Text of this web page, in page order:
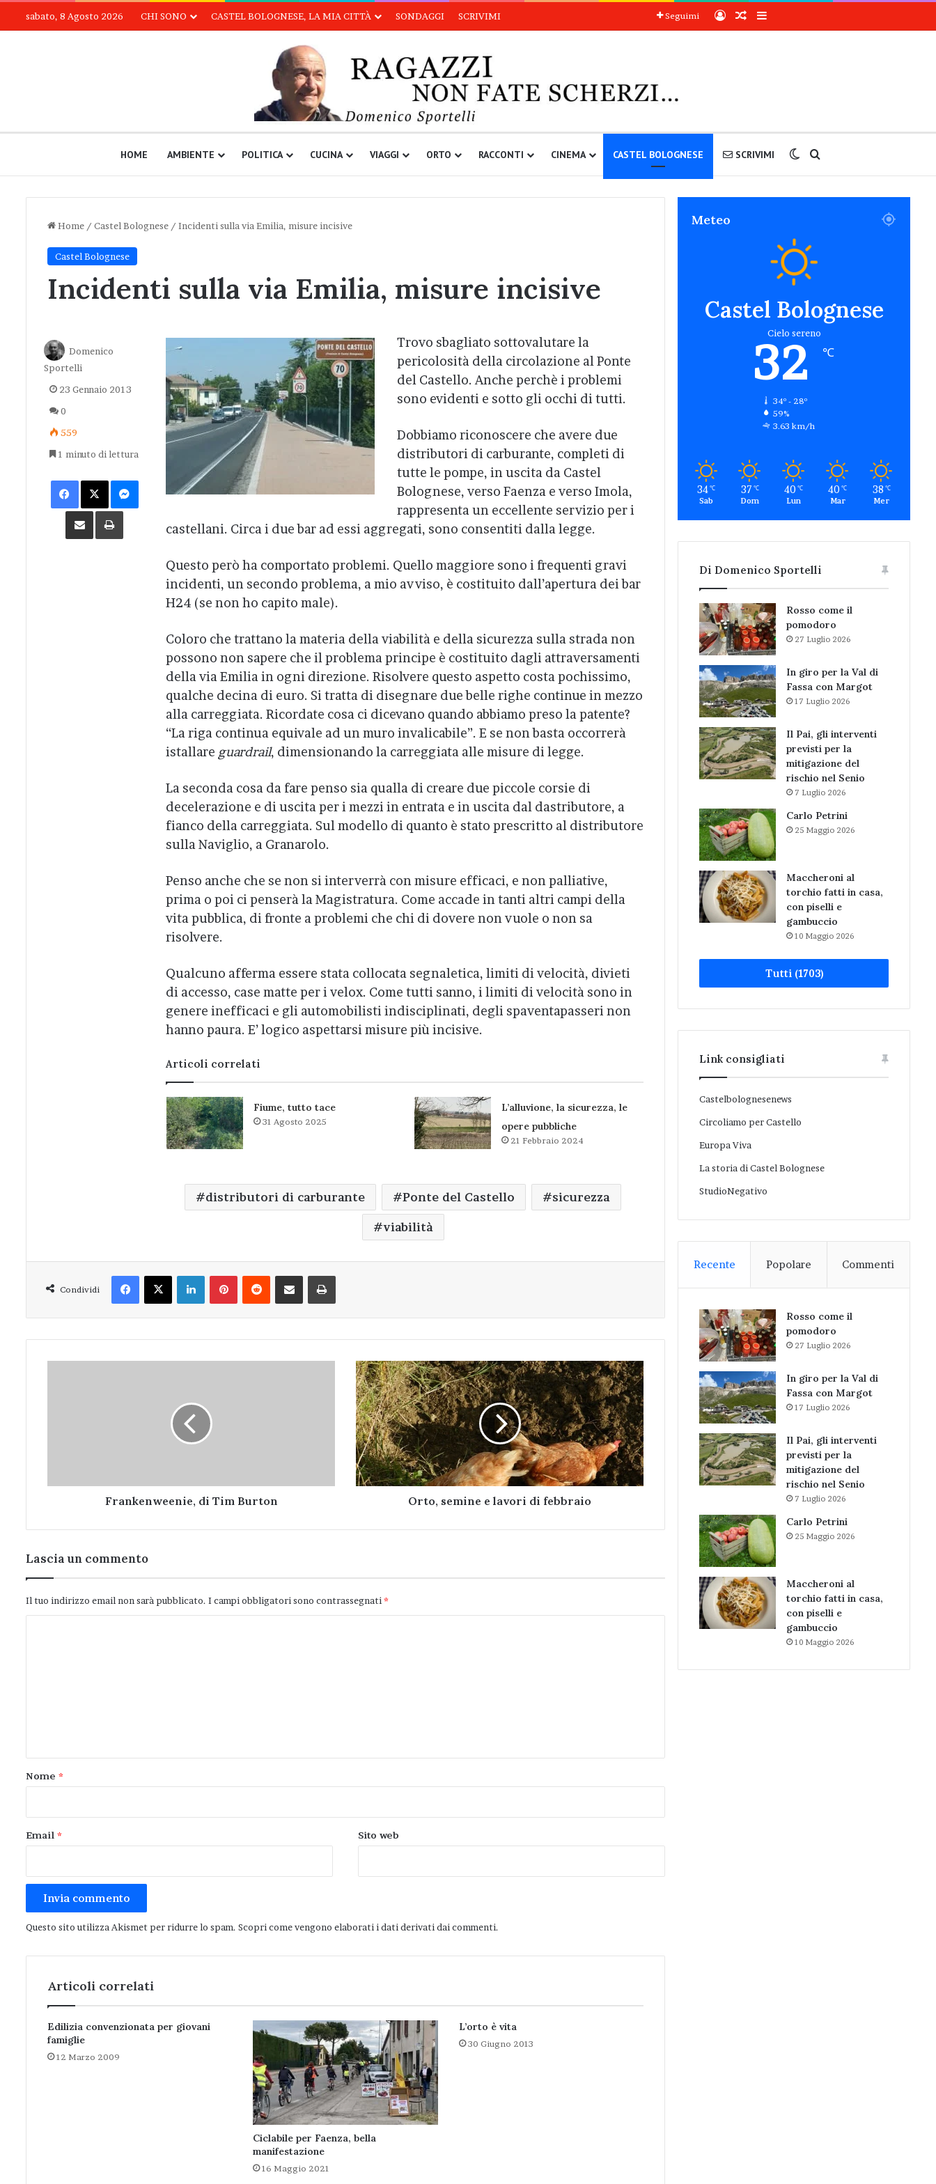
sabato, 8 Agosto 2026 CHI SONO CASTEL BOLOGNESE, LA MIA CITTÀ SONDAGGI SCRIVIMI Seguimi AccediArticoli a sorpresa
Barra laterale
HOME AMBIENTE POLITICA CUCINA VIAGGI ORTO RACCONTI CINEMA CASTEL BOLOGNESE SCRIVIMI Cambia aspetto
Home / Castel Bolognese / Incidenti sulla via Emilia, misure incisive
Castel Bolognese
Incidenti sulla via Emilia, misure incisive
Trovo sbagliato sottovalutare la
pericolosità della circolazione al Ponte
del Castello. Anche perchè i problemi
sono evidenti e sotto gli occhi di tutti.
Dobbiamo riconoscere che avere due
distributori di carburante, completi di
tutte le pompe, in uscita da Castel
Bolognese, verso Faenza e verso Imola,
rappresenta un eccellente servizio per i
castellani. Circa i due bar ad essi aggregati, sono consentiti dalla legge.
Questo però ha comportato problemi. Quello maggiore sono i frequenti gravi
incidenti, un secondo problema, a mio avviso, è costituito dall’apertura dei bar
H24 (se non ho capito male).
Coloro che trattano la materia della viabilità e della sicurezza sulla strada non
possono non sapere che il problema principe è costituito dagli attraversamenti
della via Emilia in ogni direzione. Risolvere questo aspetto costa pochissimo,
qualche decina di euro. Si tratta di disegnare due belle righe continue in mezzo
alla carreggiata. Ricordate cosa ci dicevano quando abbiamo preso la patente?
“La riga continua equivale ad un muro invalicabile”. E se non basta occorrerà
istallare guardrail, dimensionando la carreggiata alle misure di legge.
La seconda cosa da fare penso sia qualla di creare due piccole corsie di
decelerazione e di uscita per i mezzi in entrata e in uscita dal dastributore, a
fianco della carreggiata. Sul modello di quanto è stato prescritto al distributore
sulla Naviglio, a Granarolo.
Penso anche che se non si interverrà con misure efficaci, e non palliative,
prima o poi ci penserà la Magistratura. Come accade in tanti altri campi della
vita pubblica, di fronte a problemi che chi di dovere non vuole o non sa
risolvere.
Qualcuno afferma essere stata collocata segnaletica, limiti di velocità, divieti
di accesso, case matte per i velox. Come tutti sanno, i limiti di velocità sono in
genere inefficaci e gli automobilisti indisciplinati, degli spaventapasseri non
hanno paura. E’ logico aspettarsi misure più incisive.
Articoli correlati
Fiume, tutto tace
31 Agosto 2025
L’alluvione, la sicurezza, le
opere pubbliche
21 Febbraio 2024
distributori di carburante Ponte del Castello sicurezza
viabilità
Domenico
Sportelli
23 Gennaio 2013
0
559
1 minuto di lettura
Facebook
X Messenger
Condividi via Email Stampa
Condividi
Facebook
X LinkedInPinterestReddit Condividi via Email Stampa
Frankenweenie, di Tim Burton
Orto,
semine
e
lavori
di
febbraio
Orto, semine e lavori di febbraio
Lascia un commento
Il tuo indirizzo email non sarà pubblicato. I campi obbligatori sono contrassegnati *
o
Nome *
Email * Sito web
Questo sito utilizza Akismet per ridurre lo spam. Scopri come vengono elaborati i dati derivati dai commenti.
Articoli correlati
Edilizia convenzionata per giovani
famiglie
12 Marzo 2009
Ciclabile per Faenza, bella
manifestazione
16 Maggio 2021
L’orto è vita
30 Giugno 2013
Meteo
Castel Bolognese
Cielo sereno
32 ℃
34º - 28º
59%
3.63 km/h
34 ℃
Sab
37 ℃
Dom
40 ℃
Lun
40 ℃
Mar
38 ℃
Mer
Di Domenico Sportelli
Rosso come il
pomodoro
27 Luglio 2026
In giro per la Val di
Fassa con Margot
17 Luglio 2026
Il Pai, gli interventi
previsti per la
mitigazione del
rischio nel Senio
7 Luglio 2026
Carlo Petrini
25 Maggio 2026
Maccheroni al
torchio fatti in casa,
con piselli e
gambuccio
10 Maggio 2026
Tutti (1703)
Link consigliati
Castelbolognesenews
Circoliamo per Castello
Europa Viva
La storia di Castel Bolognese
StudioNegativo
Recente Popolare Commenti
Rosso come il
pomodoro
27 Luglio 2026
In giro per la Val di
Fassa con Margot
17 Luglio 2026
Il Pai, gli interventi
previsti per la
mitigazione del
rischio nel Senio
7 Luglio 2026
Carlo Petrini
25 Maggio 2026
Maccheroni al
torchio fatti in casa,
con piselli e
gambuccio
10 Maggio 2026